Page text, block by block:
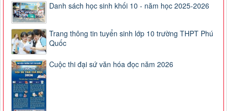
Danh sách học sinh khối 10 - năm học 2025-2026
Trang thông tin tuyển sinh lớp 10 trường THPT Phú
Quốc
Cuộc thi đại sứ văn hóa đọc năm 2026